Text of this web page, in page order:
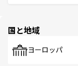
で、ホー
国と地域
ヨーロッパ